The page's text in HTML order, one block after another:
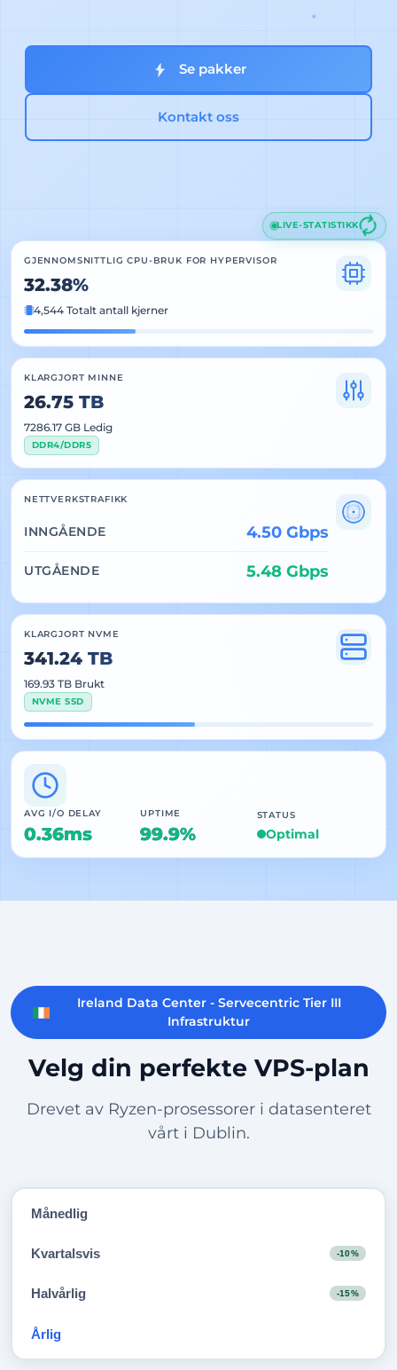
Se pakker
Kontakt oss
LIVE-STATISTIKK
GJENNOMSNITTLIG CPU-BRUK FOR HYPERVISOR
32.38%
4,544 Totalt antall kjerner
KLARGJORT MINNE
26.75 TB
7286.17 GB Ledig
DDR4/DDR5
NETTVERKSTRAFIKK
INNGÅENDE 4.50 Gbps
UTGÅENDE 5.48 Gbps
KLARGJORT NVME
341.24 TB
169.93 TB Brukt
NVME SSD
AVG I/O DELAY
0.36ms
UPTIME
99.9%
STATUS
Optimal
Ireland Data Center - Servecentric Tier III
Infrastruktur
Velg din perfekte VPS-plan
Drevet av Ryzen-prosessorer i datasenteret
vårt i Dublin.
Månedlig
Kvartalsvis -10%
Halvårlig -15%
Årlig